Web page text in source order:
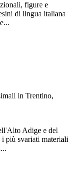
figure e
di lingua italiana
in Trentino,
Adige e del
più svariati materiali